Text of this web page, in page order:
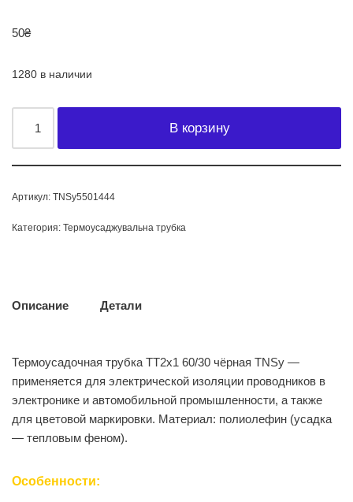
50₴
1280 в наличии
В корзину
Артикул: TNSy5501444
Категория: Термоусаджувальна трубка
Описание Детали
Термоусадочная трубка ТТ2х1 60/30 чёрная TNSy —
применяется для электрической изоляции проводников в
электронике и автомобильной промышленности, а также
для цветовой маркировки. Материал: полиолефин (усадка
— тепловым феном).
Особенности: